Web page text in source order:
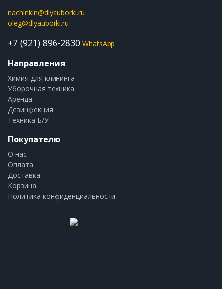
nachinkin@dlyauborki.ru
oleg@dlyauborki.ru
+7 (921) 896-2830 WhatsApp
Направления
Химия для клининга
Уборочная техника
Аренда
Дезинфекция
Техника Б/У
Покупателю
О нас
Оплата
Доставка
Корзина
Политика конфиденциальности